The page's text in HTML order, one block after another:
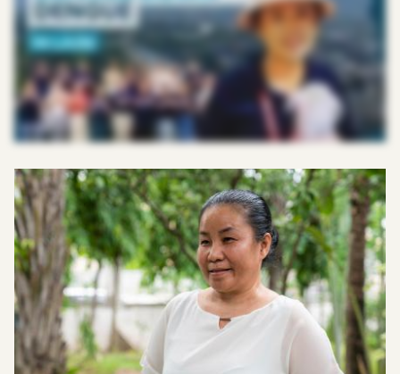
minúsculo e um projeto-piloto pequeno para expandir essa iniciativa para toda a capital Vientiane e quatro províncias-alvo do Laos. Se expandirmos
ainda mais para outros distritos, veremos um impacto maior no controle de mosquitos. Encaramos esse Wolbachia como uma forma de usar a natureza
para controlar a natureza. Acreditamos que seja uma solução superior e sustentável a longo prazo, em comparação com as medidas de controle
também no terreno, é muito importante. Quero ter esse tipo de projeto para sempre. Para todas as comunidades de pessoas em nosso país, o Laos. Quero
transmitir a mensagem central do Wolbachia : que Wolbachia inibir a transmissão do vírus da dengue. Muitas pessoas que inicialmente estavam céticas
agora abriram seus corações para o nosso projeto. Mesmo que os mosquitos venham nos picar, eles não nos deixam doentes. Isso deixa nossa comunidade